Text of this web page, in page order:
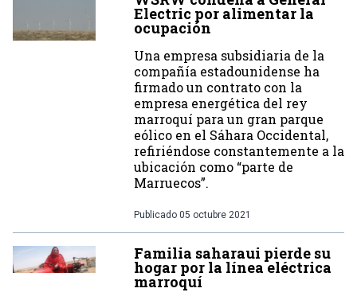
Electric por alimentar la
ocupación
Una empresa subsidiaria de la
compañía estadounidense ha
firmado un contrato con la
empresa energética del rey
marroquí para un gran parque
eólico en el Sáhara Occidental,
refiriéndose constantemente a la
ubicación como “parte de
Marruecos”.
Publicado 05 octubre 2021
Familia saharaui pierde su
hogar por la línea eléctrica
marroquí